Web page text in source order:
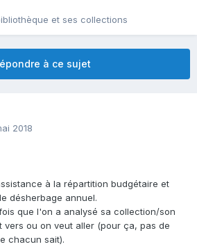
et ses collections
à ce sujet
2018
à la répartition budgétaire et
désherbage annuel.
que l'on a analysé sa collection/son
vers ou on veut aller (pour ça, pas de
chacun sait).